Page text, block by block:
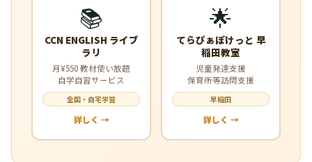
📚
CCN ENGLISH ライブ
ラリ
月¥550 教材使い放題
自学自習サービス
全国・自宅学習
詳しく →
🌟
てらぴぁぽけっと 早
稲田教室
児童発達支援
保育所等訪問支援
早稲田
詳しく →